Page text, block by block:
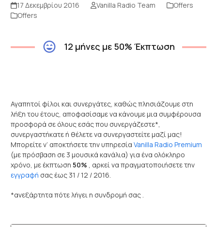
17 Δεκεμβρίου 2016 Vanilla Radio Team
Offers
Offers
12 μήνες με 50% Έκπτωση
Αγαπητοί φίλοι και συνεργάτες, καθώς πλησιάζουμε στη
λήξη του έτους, αποφασίσαμε να κάνουμε μια συμφέρουσα
προσφορά σε όλους εσάς που συνεργάζεστε*,
συνεργαστήκατε ή θέλετε να συνεργαστείτε μαζί μας!
Μπορείτε ν’ αποκτήσετε την υπηρεσίαVanilla Radio Premium
(με πρόσβαση σε 3 μουσικά κανάλια) για ένα ολόκληρο
χρόνο, με έκπτωση50% , αρκεί να πραγματοποιήσετε την
εγγραφή σας έως 31 / 12 / 2016.
*ανεξάρτητα πότε λήγει η συνδρομή σας .